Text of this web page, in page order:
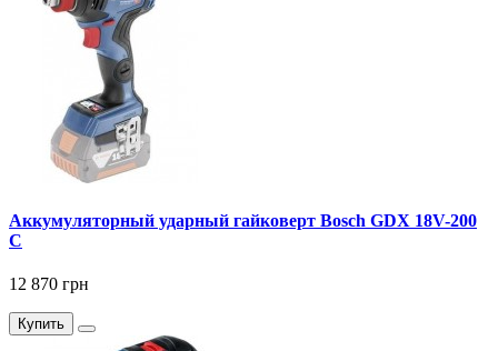
Аккумуляторный ударный гайковерт Bosch GDX 18V-200
C
12 870 грн
Купить